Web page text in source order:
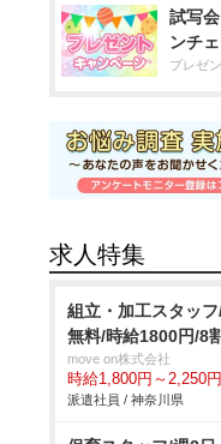
試写
ンチ
プレゼ
求人特集
組立・加工スタッ
無料/時給1800円/8
move on株式会社
時給1,800円～2,250円
派遣社員 / 神奈川県